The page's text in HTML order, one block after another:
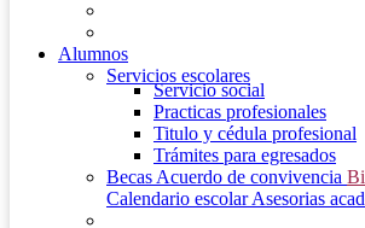
Alumnos
Servicios escolares
Servicio social
Practicas profesionales
Titulo y cédula profesional
Trámites para egresados
Becas Acuerdo de convivencia
Calendario escolarAsesorias